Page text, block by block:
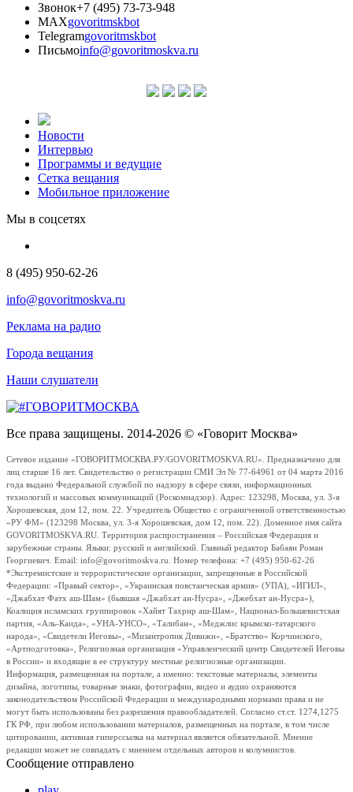
Звонок+7 (495) 73-73-948
MAXgovoritmskbot
Telegramgovoritmskbot
Письмоinfo@govoritmoskva.ru
Новости
Интервью
Программы и ведущие
Сетка вещания
Мобильное приложение
Мы в соцсетях
8 (495) 950-62-26
info@govoritmoskva.ru
Реклама на радио
Города вещания
Наши слушатели
Все права защищены. 2014-2026 © «Говорит Москва»
Сетевое издание «ГОВОРИТМОСКВА.РУ/GOVORITMOSKVA.RU». Предназначено для
лиц старше 16 лет. Свидетельство о регистрации СМИ Эл № 77-64961 от 04 марта 2016
года выдано Федеральной службой по надзору в сфере связи, информационных
технологий и массовых коммуникаций (Роскомнадзор). Адрес: 123298, Москва, ул. 3-я
Хорошевская, дом 12, пом. 22. Учредитель Общество с ограниченной ответственностью
«РУ ФМ» (123298 Москва, ул. 3-я Хорошевская, дом 12, пом. 22). Доменное имя сайта
GOVORITMOSKVA.RU. Территория распространения – Российская Федерация и
зарубежные страны. Языки: русский и английский. Главный редактор Бабаян Роман
Георгиевич. Email: info@govoritmoskva.ru. Номер телефона: +7 (495) 950-62-26
*Экстремистские и террористические организации, запрещенные в Российской
Федерации: «Правый сектор», «Украинская повстанческая армия» (УПА), «ИГИЛ»,
«Джабхат Фатх аш-Шам» (бывшая «Джабхат ан-Нусра», «Джебхат ан-Нусра»),
Коалиция исламских группировок «Хайят Тахрир аш-Шам», Национал-Большевистская
партия, «Аль-Каида», «УНА-УНСО», «Талибан», «Меджлис крымско-татарского
народа», «Свидетели Иеговы», «Мизантропик Дивижн», «Братство» Корчинского,
«Артподготовка», Религиозная организация «Управленческий центр Свидетелей Иеговы
в России» и входящие в ее структуру местные религиозные организации.
Информация, размещенная на портале, а именно: текстовые материалы, элементы
дизайна, логотипы, товарные знаки, фотографии, видео и аудио охраняются
законодательством Российской Федерации и международными нормами права и не
могут быть использованы без разрешения правообладателей. Согласно ст.ст. 1274,1275
ГК РФ, при любом использовании материалов, размещенных на портале, в том числе
цитировании, активная гиперссылка на материал является обязательной. Мнение
редакции может не совпадать с мнением отдельных авторов и колумнистов.
Сообщение отправлено